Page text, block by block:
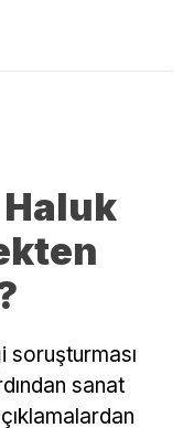
Haluk
soruşturması
sanat